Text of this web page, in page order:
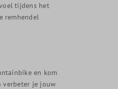
tijdens het
remhendel
en kom
verbeter je jouw